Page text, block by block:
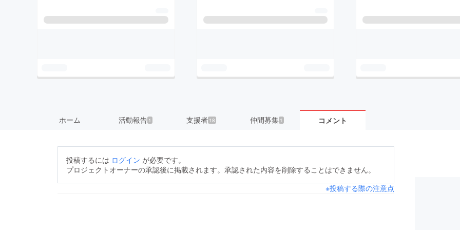
ホーム 活動報告 1 支援者 18 仲間募集 1 コメント
投稿するには ログイン が必要です。
プロジェクトオーナーの承認後に掲載されます。承認された内容を削除することはできません。
※投稿する際の注意点